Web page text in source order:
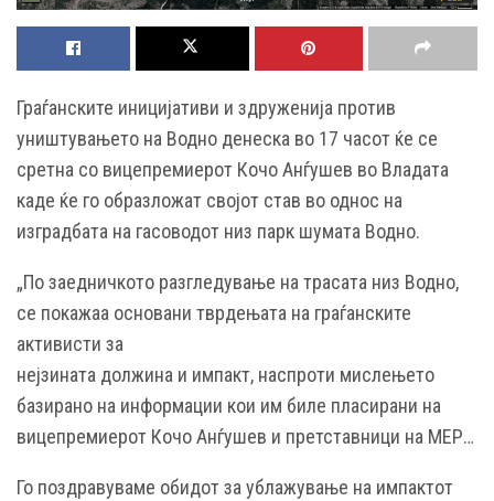
Граѓанските иницијативи и здруженија против
уништувањето на Водно денеска во 17 часот ќе се
сретна со вицепремиерот Кочо Анѓушев во Владата
каде ќе го образложат својот став во однос на
изградбата на гасоводот низ парк шумата Водно.
„По заедничкото разгледување на трасата низ Водно,
се покажаа основани тврдењата на граѓанските
активисти за
нејзината должина и импакт, наспроти мислењето
базирано на информации кои им биле пласирани на
вицепремиерот Кочо Анѓушев и претставници на МЕР…
Го поздравуваме обидот за ублажување на импактот